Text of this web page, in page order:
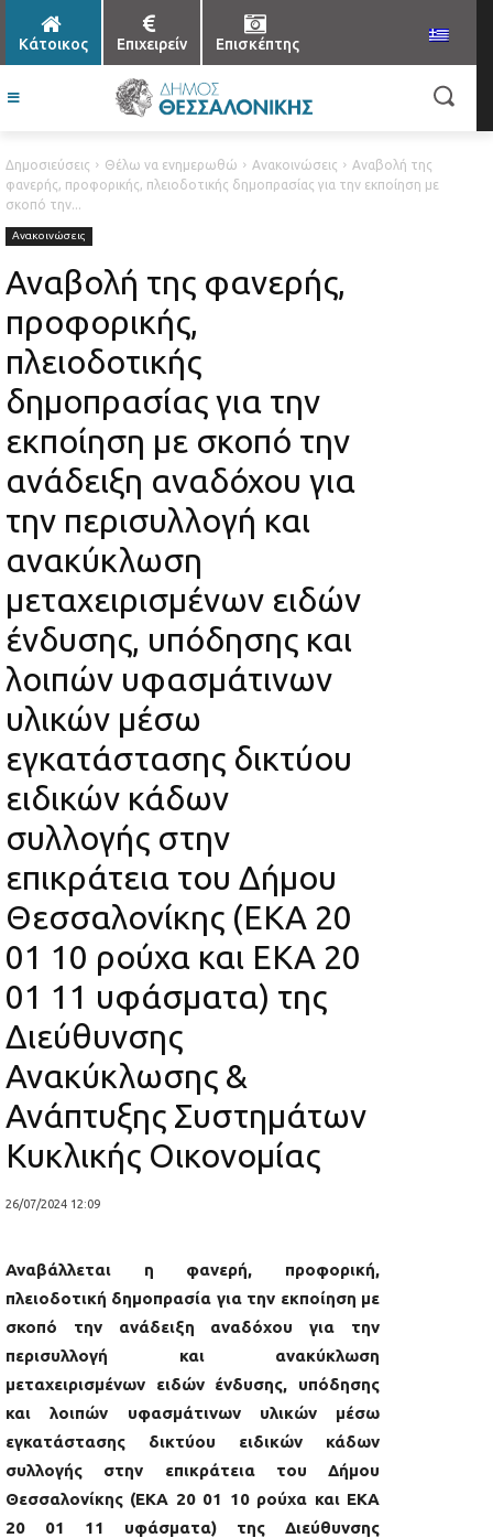
Κάτοικος Επιχειρείν Επισκέπτης
Δημοσιεύσεις Θέλω να ενημερωθώ Ανακοινώσεις
Αναβολή της
φανερής, προφορικής, πλειοδοτικής δημοπρασίας για την εκποίηση με
σκοπό την...
Ανακοινώσεις
Αναβολή της φανερής,
προφορικής,
πλειοδοτικής
δημοπρασίας για την
εκποίηση με σκοπό την
ανάδειξη αναδόχου για
την περισυλλογή και
ανακύκλωση
μεταχειρισμένων ειδών
ένδυσης, υπόδησης και
λοιπών υφασμάτινων
υλικών μέσω
εγκατάστασης δικτύου
ειδικών κάδων
συλλογής στην
επικράτεια του Δήμου
Θεσσαλονίκης (ΕΚΑ 20
01 10 ρούχα και ΕΚΑ 20
01 11 υφάσματα) της
Διεύθυνσης
Ανακύκλωσης &
Ανάπτυξης Συστημάτων
Κυκλικής Οικονομίας
26/07/2024 12:09
Αναβάλλεται η φανερή, προφορική,
πλειοδοτική δημοπρασία για την εκποίηση με
σκοπό την ανάδειξη αναδόχου για την
περισυλλογή και ανακύκλωση
μεταχειρισμένων ειδών ένδυσης, υπόδησης
και λοιπών υφασμάτινων υλικών μέσω
εγκατάστασης δικτύου ειδικών κάδων
συλλογής στην επικράτεια του Δήμου
Θεσσαλονίκης (ΕΚΑ 20 01 10 ρούχα και ΕΚΑ
20 01 11 υφάσματα) της Διεύθυνσης